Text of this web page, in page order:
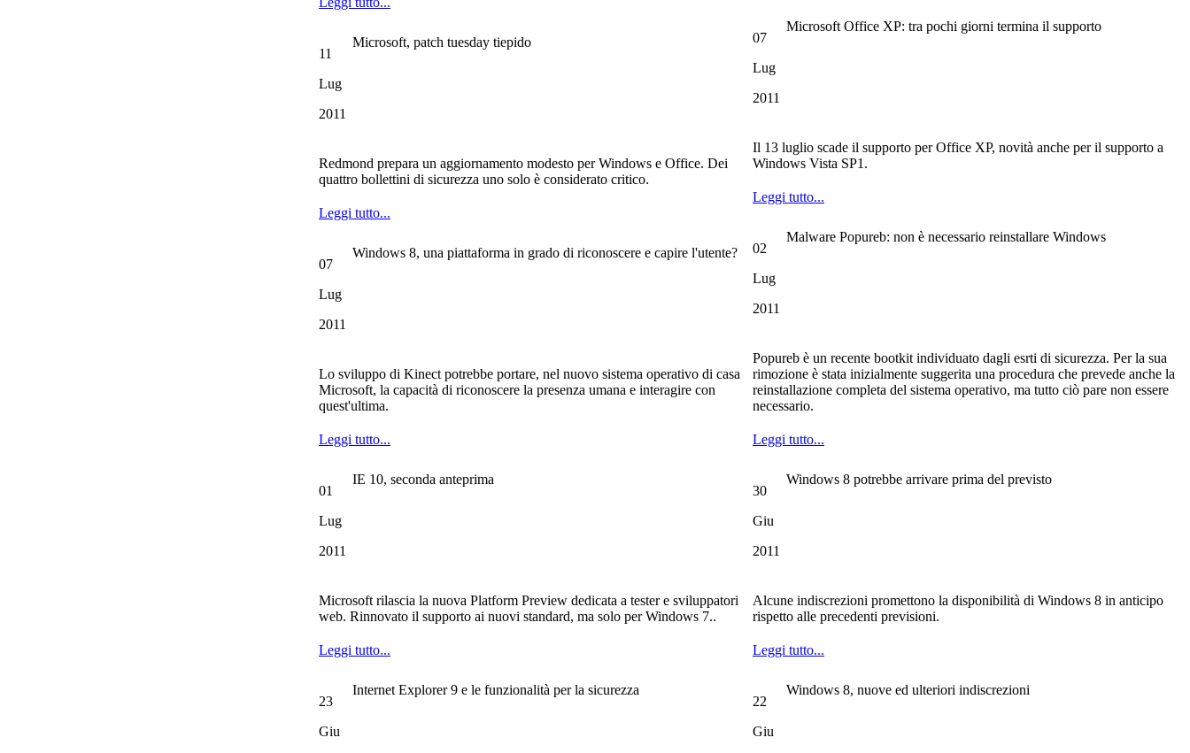
11
Lug
2011
Microsoft, patch tuesday tiepido
Redmond prepara un aggiornamento modesto per Windows e Office. Dei
quattro bollettini di sicurezza uno solo è considerato critico.
Leggi tutto...
07
Lug
2011
Windows 8, una piattaforma in grado di riconoscere e capire l'utente?
Lo sviluppo di Kinect potrebbe portare, nel nuovo sistema operativo di casa
Microsoft, la capacità di riconoscere la presenza umana e interagire con
quest'ultima.
Leggi tutto...
01
Lug
2011
IE 10, seconda anteprima
Microsoft rilascia la nuova Platform Preview dedicata a tester e sviluppatori
web. Rinnovato il supporto ai nuovi standard, ma solo per Windows 7..
Leggi tutto...
23
Giu
Internet Explorer 9 e le funzionalità per la sicurezza
07
Lug
2011
Microsoft Office XP: tra pochi giorni termina il supporto
Il 13 luglio scade il supporto per Office XP, novità anche per il supporto a
Windows Vista SP1.
Leggi tutto...
02
Lug
2011
Malware Popureb: non è necessario reinstallare Windows
Popureb è un recente bootkit individuato dagli esrti di sicurezza. Per la sua
rimozione è stata inizialmente suggerita una procedura che prevede anche la
reinstallazione completa del sistema operativo, ma tutto ciò pare non essere
necessario.
Leggi tutto...
30
Giu
2011
Windows 8 potrebbe arrivare prima del previsto
Alcune indiscrezioni promettono la disponibilità di Windows 8 in anticipo
rispetto alle precedenti previsioni.
Leggi tutto...
22
Giu
Windows 8, nuove ed ulteriori indiscrezioni